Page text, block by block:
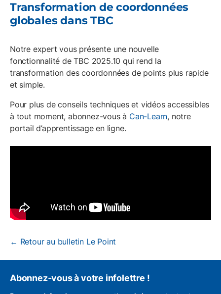
Transformation de coordonnées
globales dans TBC
Notre expert vous présente une nouvelle
fonctionnalité de TBC 2025.10 qui rend la
transformation des coordonnées de points plus rapide
et simple.
Pour plus de conseils techniques et vidéos accessibles
à tout moment, abonnez-vous à Can-Learn, notre
portail d’apprentissage en ligne.
← Retour au bulletin Le Point
Abonnez-vous à votre infolettre !